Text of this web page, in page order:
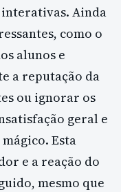
Ainda
como o
alunos e
a reputação da
ou ignorar os
geral e
Esta
e a reação do
mesmo que